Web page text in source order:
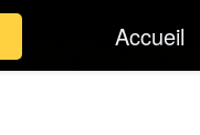
Accueil